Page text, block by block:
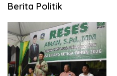
Berita Politik